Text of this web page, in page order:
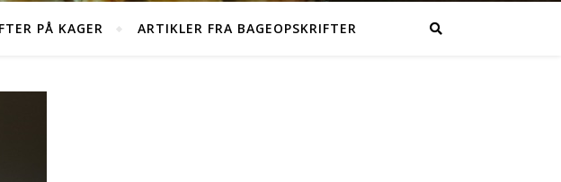
PÅ KAGER ARTIKLER FRA BAGEOPSKRIFTER